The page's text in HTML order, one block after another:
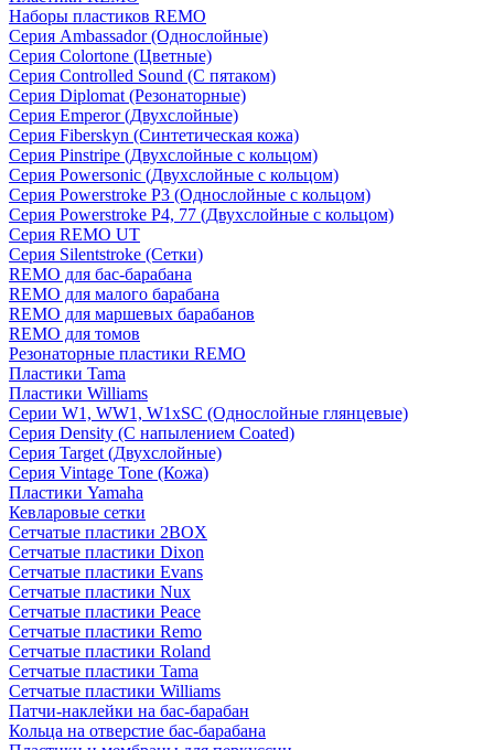
Наборы пластиков REMO
Серия Ambassador (Однослойные)
Серия Colortone (Цветные)
Серия Controlled Sound (С пятаком)
Серия Diplomat (Резонаторные)
Серия Emperor (Двухслойные)
Серия Fiberskyn (Синтетическая кожа)
Серия Pinstripe (Двухслойные с кольцом)
Серия Powersonic (Двухслойные с кольцом)
Серия Powerstroke P3 (Однослойные с кольцом)
Серия Powerstroke P4, 77 (Двухслойные с кольцом)
Серия REMO UT
Серия Silentstroke (Сетки)
REMO для бас-барабана
REMO для малого барабана
REMO для маршевых барабанов
REMO для томов
Резонаторные пластики REMO
Пластики Tama
Пластики Williams
Серии W1, WW1, W1xSC (Однослойные глянцевые)
Серия Density (C напылением Coated)
Серия Target (Двухслойные)
Серия Vintage Tone (Кожа)
Пластики Yamaha
Кевларовые сетки
Сетчатые пластики 2BOX
Сетчатые пластики Dixon
Сетчатые пластики Evans
Сетчатые пластики Nux
Сетчатые пластики Peace
Сетчатые пластики Remo
Сетчатые пластики Roland
Сетчатые пластики Tama
Сетчатые пластики Williams
Патчи-наклейки на бас-барабан
Кольца на отверстие бас-барабана